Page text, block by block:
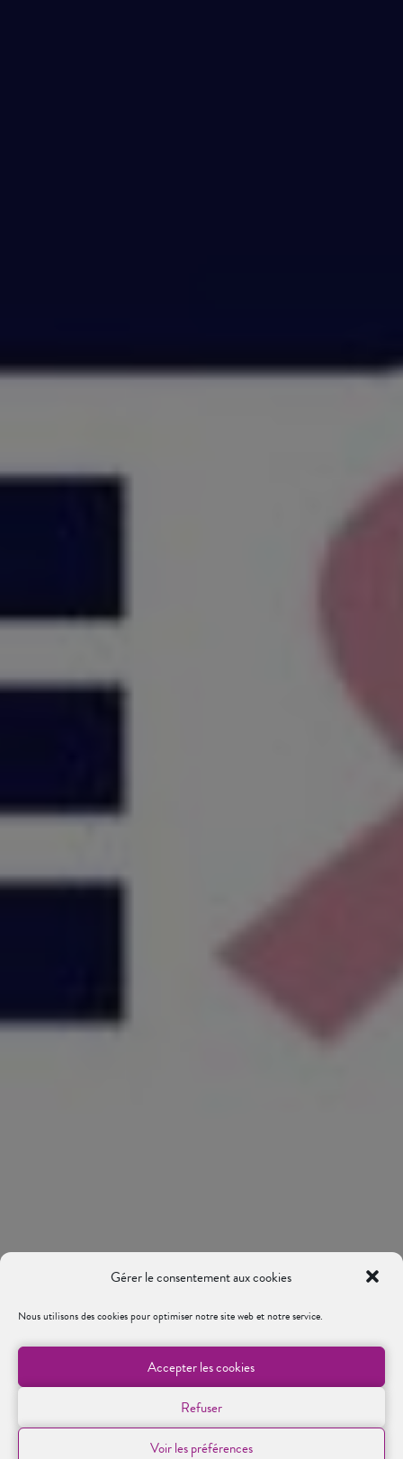
Gérer le consentement aux cookies
Nous utilisons des cookies pour optimiser notre site web et notre service.
Accepter les cookies
Refuser
Voir les préférences